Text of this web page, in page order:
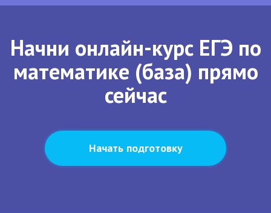
Начни онлайн-курс ЕГЭ по
математике (база) прямо
сейчас
Начать подготовку